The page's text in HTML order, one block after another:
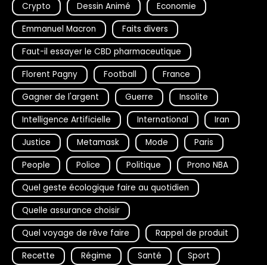
Crypto
Dessin Animé
Economie
Emmanuel Macron
Faits divers
Faut-il essayer le CBD pharmaceutique
Florent Pagny
Football
France
Gagner de l'argent
Guerre
Insolite
Intelligence Artificielle
International
Iran
Justice
Metamask Mode
Paris
People
Police Politique
Prono NBA
Quel geste écologique faire au quotidien
Quelle assurance choisir
Quel voyage de rêve faire
Rappel de produit
Recette
Régime Santé Sport